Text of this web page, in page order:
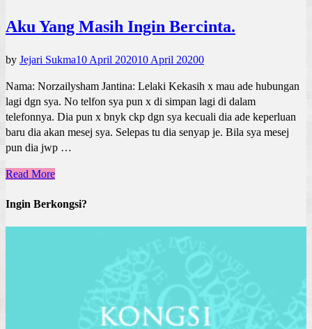
Aku Yang Masih Ingin Bercinta.
by Jejari Sukma10 April 202010 April 20200
Nama: Norzailysham Jantina: Lelaki Kekasih x mau ade hubungan
lagi dgn sya. No telfon sya pun x di simpan lagi di dalam
telefonnya. Dia pun x bnyk ckp dgn sya kecuali dia ade keperluan
baru dia akan mesej sya. Selepas tu dia senyap je. Bila sya mesej
pun dia jwp …
Read More
Ingin Berkongsi?